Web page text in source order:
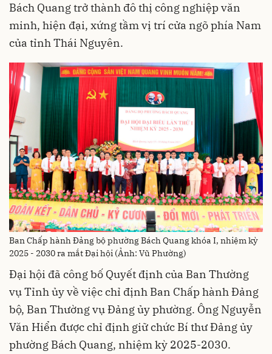
Bách Quang trở thành đô thị công nghiệp văn
minh, hiện đại, xứng tầm vị trí cửa ngõ phía Nam
của tỉnh Thái Nguyên.
Ban Chấp hành Đảng bộ phường Bách Quang khóa I, nhiệm kỳ
2025 - 2030 ra mắt Đại hội (Ảnh: Vũ Phường)
Đại hội đã công bố Quyết định của Ban Thường
vụ Tỉnh ủy về việc chỉ định Ban Chấp hành Đảng
bộ, Ban Thường vụ Đảng ủy phường. Ông Nguyễn
Văn Hiển được chỉ định giữ chức Bí thư Đảng ủy
phường Bách Quang, nhiệm kỳ 2025-2030.